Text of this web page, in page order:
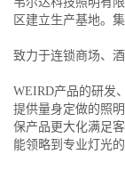
区建立生产基地。
致力于连锁商场、
WEIRD产品的研发
提供量身定做的照
保产品更大化满足
能领略到专业灯光的